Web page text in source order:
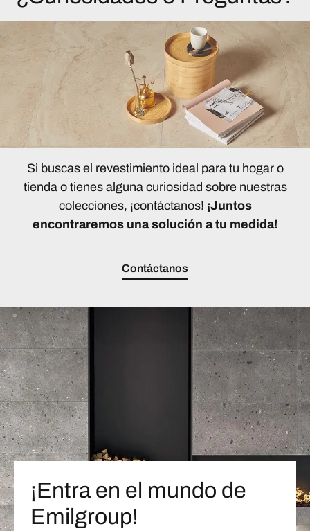
Si buscas el revestimiento ideal para tu hogar o
tienda o tienes alguna curiosidad sobre nuestras
colecciones, ¡contáctanos! ¡Juntos
encontraremos una solución a tu medida!
Contáctanos
¡Entra en el mundo de
Emilgroup!